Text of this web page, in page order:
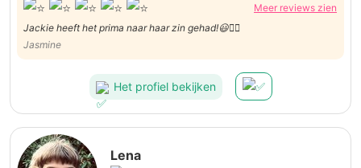
Meer reviews zien
Jackie heeft het prima naar haar zin gehad!😃👍🏻
Jasmine
Het profiel bekijken
Lena